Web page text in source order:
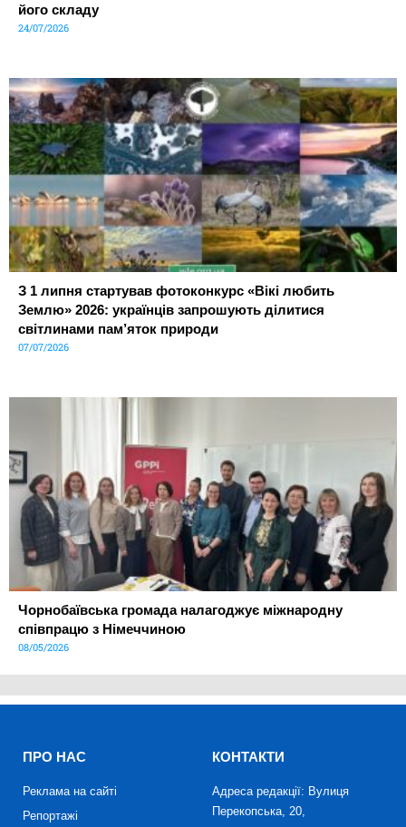
його складу
24/07/2026
З 1 липня стартував фотоконкурс «Вікі любить
Землю» 2026: українців запрошують ділитися
світлинами пам’яток природи
07/07/2026
Чорнобаївська громада налагоджує міжнародну
співпрацю з Німеччиною
08/05/2026
ПРО НАС
Реклама на сайті
Репортажі
КОНТАКТИ
Адреса редакції: Вулиця
Перекопська, 20,